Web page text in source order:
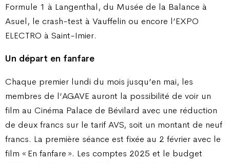
Formule 1 à Langenthal, du Musée de la Balance à
Asuel, le crash-test à Vauffelin ou encore l’EXPO
ELECTRO à Saint-Imier.
Un départ en fanfare
Chaque premier lundi du mois jusqu’en mai, les
membres de l’AGAVE auront la possibilité de voir un
film au Cinéma Palace de Bévilard avec une réduction
de deux francs sur le tarif AVS, soit un montant de neuf
francs. La première séance est fixée au 2 février avec le
film « En fanfare ». Les comptes 2025 et le budget